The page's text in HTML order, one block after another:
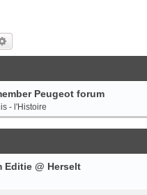
Peugeot forum
- l'Histoire
Editie @ Herselt